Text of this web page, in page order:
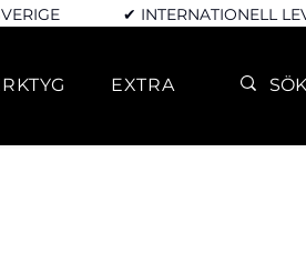
✔ INTERNATIONELL
EXTRA